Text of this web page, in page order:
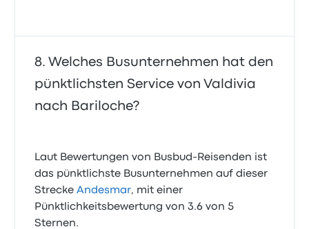
Welches Busunternehmen hat den
pünktlichsten Service von Valdivia
nach Bariloche?
Laut Bewertungen von Busbud-Reisenden ist
das pünktlichste Busunternehmen auf dieser
StreckeAndesmar, mit einer
Pünktlichkeitsbewertung von 3.6 von 5
Sternen.